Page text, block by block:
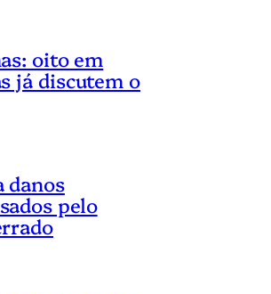
oito em
já discutem o
danos
pelo